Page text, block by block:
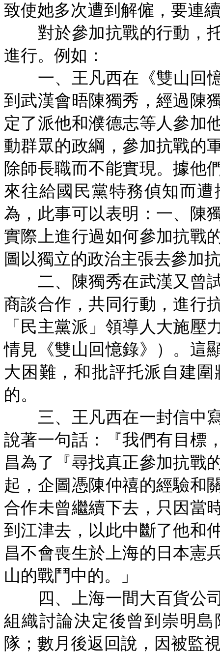
致使她多次遭到解僱，要連
對於參加抗戰的行動，托
進行。例如：
一、王凡西在《雙山回
到武漢會晤陳獨秀，經過陳
定了派他和濮德志等人參加
動群眾的政綱，參加抗戰的
除師長職而不能實現。據他
來往給國民黨特務偵知而
為，此事可以表明：一、陳
實際上進行過如何參加抗戰
圖以獨立的政治主張去參加
二、陳獨秀在武漢又曾試
商談合作，共同行動，進行
「民主黨派」領導人大施
情見《雙山回憶錄》）。這
大困難，和批評托派自建
的。
三、王凡西在一封信中寫
說著一句話：『我們有目標
昌為了『尋找真正參加抗戰
起，企圖憑陳仲禧的經驗和
合作未曾繼續下去，只因當
到江津去，以此中斷了他和
昌不會喪生於上海的日本憲
山的戰鬥中的。」
四、上海一間大百貨公司
組織討論決定後曾到崇明
隊；數月後返回說，因被監